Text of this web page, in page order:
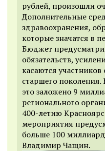
рублей, произошли
Дополнительные
здравоохранения,
которые значатся в
Бюджет
обязательств,
касаются
старшего поколения.
это заложено 9
регионального
400-летию
мероприятия
больше 100
Владимир Чащин.